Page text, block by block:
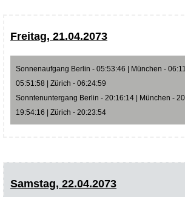
Freitag, 21.04.2073
Sonnenaufgang Berlin - 05:53:46 | München -
05:51:58 | Zürich - 06:24:59
Sonntenuntergang Berlin - 20:16:14 | München -
19:54:16 | Zürich - 20:23:54
Samstag, 22.04.2073